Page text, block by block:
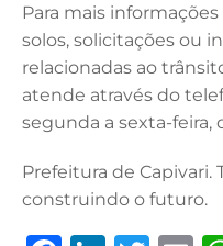
Para mais
solos, solicitações ou
relacionadas ao
atende através do
segunda a sexta-feira,
Prefeitura de Capivari.
construindo o futuro.